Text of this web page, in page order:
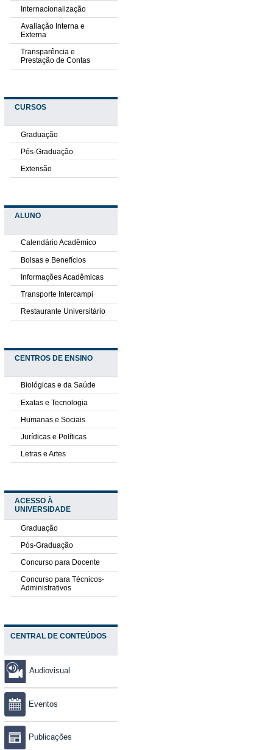
Internacionalização
Avaliação Interna e
Externa
Transparência e
Prestação de Contas
CURSOS
Graduação
Pós-Graduação
Extensão
ALUNO
Calendário Acadêmico
Bolsas e Benefícios
Informações Acadêmicas
Transporte Intercampi
Restaurante Universitário
CENTROS DE ENSINO
Biológicas e da Saúde
Exatas e Tecnologia
Humanas e Sociais
Jurídicas e Políticas
Letras e Artes
ACESSO À
UNIVERSIDADE
Graduação
Pós-Graduação
Concurso para Docente
Concurso para Técnicos-
Administrativos
CENTRAL DE CONTEÚDOS
Audiovisual
Eventos
Publicações